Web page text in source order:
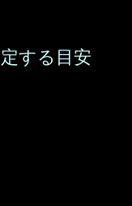
する目安